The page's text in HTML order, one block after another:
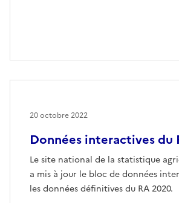
Données interactives du
Le site national de la statistique
a mis à jour le bloc de données
les données définitives du RA 2020.
20 octobre 2022